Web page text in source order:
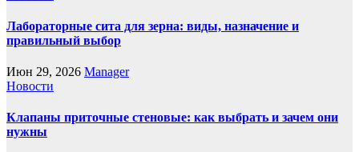
Лабораторные сита для зерна: виды, назначение и
правильный выбор
Июн 29, 2026 Manager
Новости
Клапаны приточные стеновые: как выбрать и зачем они
нужны